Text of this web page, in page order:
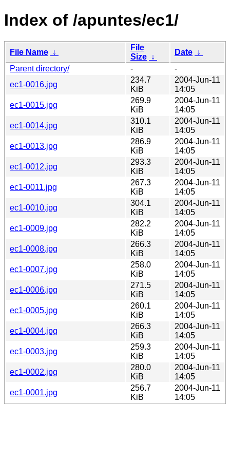
Index of /apuntes/ec1/
File Name ↓
File
Size ↓
Date ↓
Parent directory/
-
-
ec1-0016.jpg
234.7
KiB
2004-Jun-11
14:05
ec1-0015.jpg
269.9
KiB
2004-Jun-11
14:05
ec1-0014.jpg
310.1
KiB
2004-Jun-11
14:05
ec1-0013.jpg
286.9
KiB
2004-Jun-11
14:05
ec1-0012.jpg
293.3
KiB
2004-Jun-11
14:05
ec1-0011.jpg
267.3
KiB
2004-Jun-11
14:05
ec1-0010.jpg
304.1
KiB
2004-Jun-11
14:05
ec1-0009.jpg
282.2
KiB
2004-Jun-11
14:05
ec1-0008.jpg
266.3
KiB
2004-Jun-11
14:05
ec1-0007.jpg
258.0
KiB
2004-Jun-11
14:05
ec1-0006.jpg
271.5
KiB
2004-Jun-11
14:05
ec1-0005.jpg
260.1
KiB
2004-Jun-11
14:05
ec1-0004.jpg
266.3
KiB
2004-Jun-11
14:05
ec1-0003.jpg
259.3
KiB
2004-Jun-11
14:05
ec1-0002.jpg
280.0
KiB
2004-Jun-11
14:05
ec1-0001.jpg
256.7
KiB
2004-Jun-11
14:05